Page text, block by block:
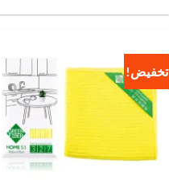
تخفيض!